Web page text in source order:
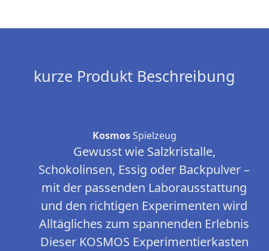
kurze Produkt Beschreibung
KosmosSpielzeug
Gewusst wie Salzkristalle,
Schokolinsen, Essig oder Backpulver –
mit der passenden Laborausstattung
und den richtigen Experimenten wird
Alltägliches zum spannenden Erlebnis
Dieser KOSMOS Experimentierkasten